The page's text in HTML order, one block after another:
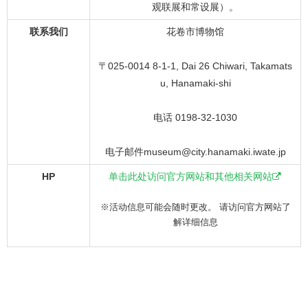
观联展和常设展）。
联系我们 花卷市博物馆
〒025-0014 8-1-1, Dai 26 Chiwari, Takamats
u, Hanamaki-shi
电话 0198-32-1030
电子邮件museum@city.hanamaki.iwate.jp
HP 单击此处访问官方网站和其他相关网站
※活动信息可能会随时更改。 请访问官方网站了
解详细信息